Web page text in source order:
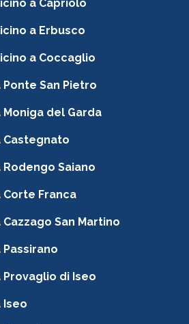
a Capriolo
a Erbusco
a Coccaglio
San Pietro
del Garda
Castegnato
Saiano
Corte Franca
San Martino
di Iseo
Iseo